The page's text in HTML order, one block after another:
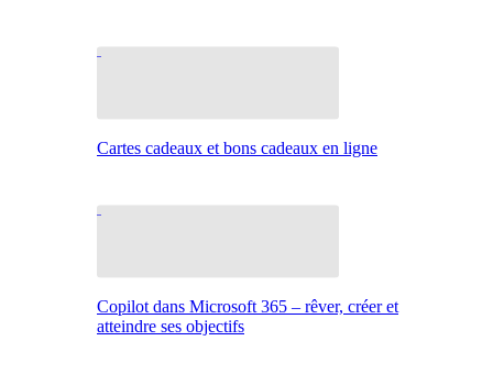
Cartes cadeaux et bons cadeaux en ligne
Copilot dans Microsoft 365 – rêver, créer et
atteindre ses objectifs